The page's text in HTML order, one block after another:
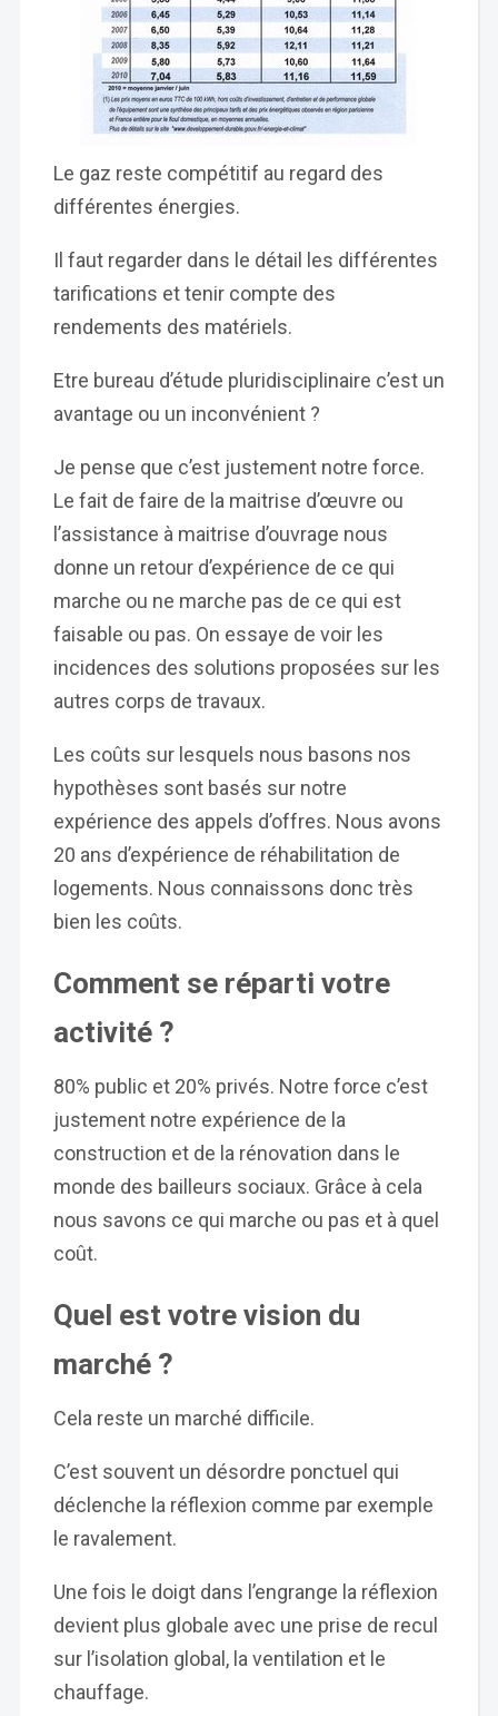
Le gaz reste compétitif au regard des
différentes énergies.
Il faut regarder dans le détail les différentes
tarifications et tenir compte des
rendements des matériels.
Etre bureau d’étude pluridisciplinaire c’est un
avantage ou un inconvénient ?
Je pense que c’est justement notre force.
Le fait de faire de la maitrise d’œuvre ou
l’assistance à maitrise d’ouvrage nous
donne un retour d’expérience de ce qui
marche ou ne marche pas de ce qui est
faisable ou pas. On essaye de voir les
incidences des solutions proposées sur les
autres corps de travaux.
Les coûts sur lesquels nous basons nos
hypothèses sont basés sur notre
expérience des appels d’offres. Nous avons
20 ans d’expérience de réhabilitation de
logements. Nous connaissons donc très
bien les coûts.
Comment se réparti votre
activité ?
80% public et 20% privés. Notre force c’est
justement notre expérience de la
construction et de la rénovation dans le
monde des bailleurs sociaux. Grâce à cela
nous savons ce qui marche ou pas et à quel
coût.
Quel est votre vision du
marché ?
Cela reste un marché difficile.
C’est souvent un désordre ponctuel qui
déclenche la réflexion comme par exemple
le ravalement.
Une fois le doigt dans l’engrange la réflexion
devient plus globale avec une prise de recul
sur l’isolation global, la ventilation et le
chauffage.